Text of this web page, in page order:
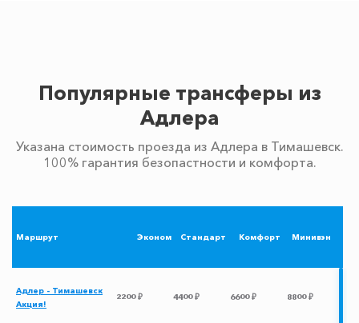
Популярные трансферы из
Адлера
Указана стоимость проезда из Адлера в Тимашевск.
100% гарантия безопастности и комфорта.
Маршрут Эконом Стандарт Комфорт Минивэн
Адлер - Тимашевск
Акция!
2200 ₽ 4400 ₽ 6600 ₽ 8800 ₽